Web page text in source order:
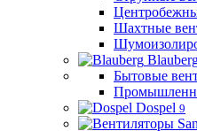
Шахтные
Бытовые
Dospel 9